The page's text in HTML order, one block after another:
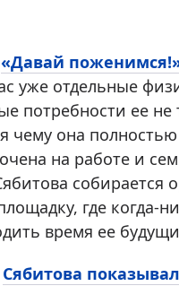
«Давай
уже отдельные
потребности ее не
чему она полностью
на работе и
собирается
где когда-
время ее
Сябитова